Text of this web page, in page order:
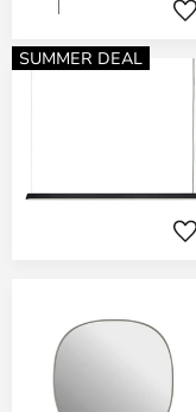
SUMMER DEAL